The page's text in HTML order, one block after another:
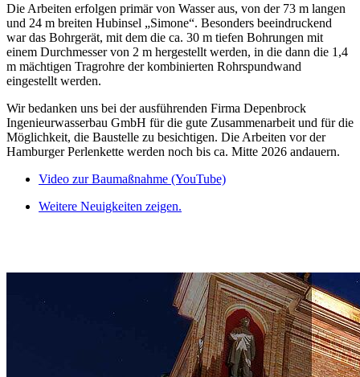
Die Arbeiten erfolgen primär von Wasser aus, von der 73 m langen
und 24 m breiten Hubinsel „Simone“. Besonders beeindruckend
war das Bohrgerät, mit dem die ca. 30 m tiefen Bohrungen mit
einem Durchmesser von 2 m hergestellt werden, in die dann die 1,4
m mächtigen Tragrohre der kombinierten Rohrspundwand
eingestellt werden.
Wir bedanken uns bei der ausführenden Firma Depenbrock
Ingenieurwasserbau GmbH für die gute Zusammenarbeit und für die
Möglichkeit, die Baustelle zu besichtigen. Die Arbeiten vor der
Hamburger Perlenkette werden noch bis ca. Mitte 2026 andauern.
Video zur Baumaßnahme (YouTube)
Weitere Neuigkeiten zeigen.